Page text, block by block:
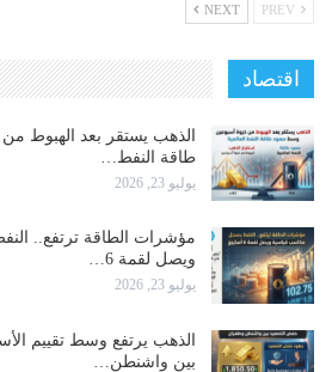
NEXT
اقتصاد
الذهب يستقر بعد الهبوط
طاقة النفط…
يوليو 23, 2026
مؤشرات الطاقة ترتفع..
ويصل لقمة 6…
يوليو 23, 2026
الذهب يرتفع وسط تقييم
بين واشنطن…